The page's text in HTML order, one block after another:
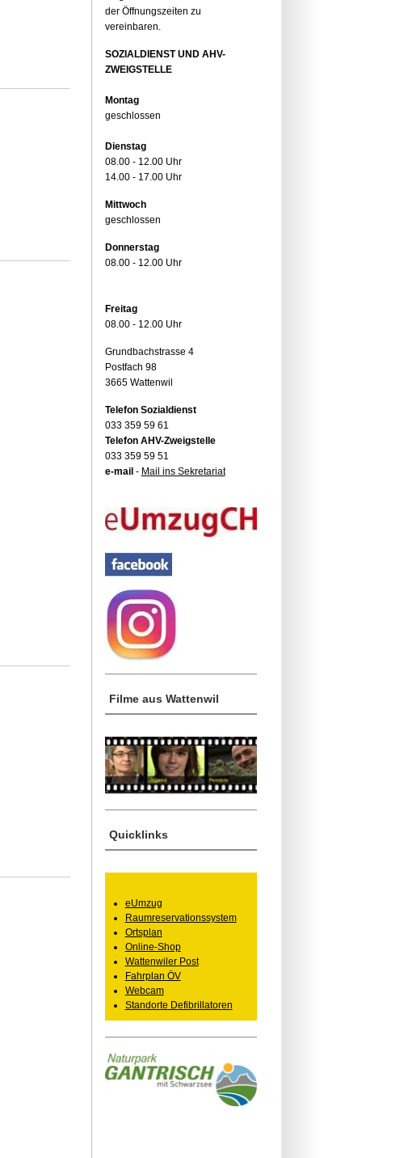
der Öffnungszeiten zu
vereinbaren.
SOZIALDIENST UND AHV-
ZWEIGSTELLE
Montag
geschlossen
Dienstag
08.00 - 12.00 Uhr
14.00 - 17.00 Uhr
Mittwoch
geschlossen
Donnerstag
08.00 - 12.00 Uhr
Freitag
08.00 - 12.00 Uhr
Grundbachstrasse 4
Postfach 98
3665 Wattenwil
Telefon Sozialdienst
033 359 59 61
Telefon AHV-Zweigstelle
033 359 59 51
e-mail - Mail ins Sekretariat
Filme aus Wattenwil
Quicklinks
eUmzug
Raumreservationssystem
Ortsplan
Online-Shop
Wattenwiler Post
Fahrplan ÖV
Webcam
Standorte Defibrillatoren